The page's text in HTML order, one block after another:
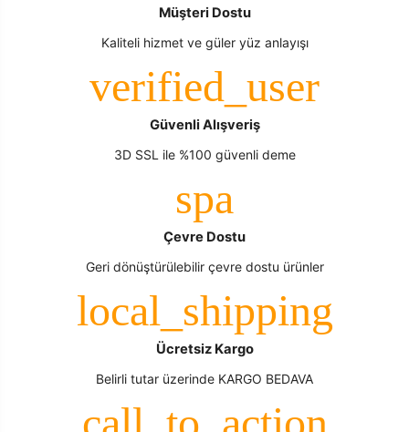
Müşteri Dostu
Kaliteli hizmet ve güler yüz anlayışı
Güvenli Alışveriş
3D SSL ile %100 güvenli deme
Çevre Dostu
Geri dönüştürülebilir çevre dostu ürünler
Ücretsiz Kargo
Belirli tutar üzerinde KARGO BEDAVA